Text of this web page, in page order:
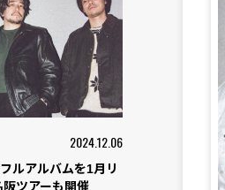
2024.12.06
ルアルバムを1月リ
ツアーも開催